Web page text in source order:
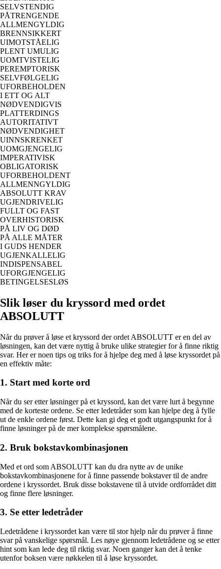
SELVSTENDIG
PÅTRENGENDE
ALLMENGYLDIG
BRENNSIKKERT
UIMOTSTÅELIG
PLENT UMULIG
UOMTVISTELIG
PEREMPTORISK
SELVFØLGELIG
UFORBEHOLDEN
I ETT OG ALT
NØDVENDIGVIS
PLATTERDINGS
AUTORITATIVT
NØDVENDIGHET
UINNSKRENKET
UOMGJENGELIG
IMPERATIVISK
OBLIGATORISK
UFORBEHOLDENT
ALLMENNGYLDIG
ABSOLUTT KRAV
UGJENDRIVELIG
FULLT OG FAST
OVERHISTORISK
PÅ LIV OG DØD
PÅ ALLE MÅTER
I GUDS HENDER
UGJENKALLELIG
INDISPENSABEL
UFORGJENGELIG
BETINGELSESLØS
Slik løser du kryssord med ordet
ABSOLUTT
Når du prøver å løse et kryssord der ordet ABSOLUTT er en del av
løsningen, kan det være nyttig å bruke ulike strategier for å finne riktig
svar. Her er noen tips og triks for å hjelpe deg med å løse kryssordet på
en effektiv måte:
1. Start med korte ord
Når du ser etter løsninger på et kryssord, kan det være lurt å begynne
med de korteste ordene. Se etter ledetråder som kan hjelpe deg å fylle
ut de enkle ordene først. Dette kan gi deg et godt utgangspunkt for å
finne løsninger på de mer komplekse spørsmålene.
2. Bruk bokstavkombinasjonen
Med et ord som ABSOLUTT kan du dra nytte av de unike
bokstavkombinasjonene for å finne passende bokstaver til de andre
ordene i kryssordet. Bruk disse bokstavene til å utvide ordforrådet ditt
og finne flere løsninger.
3. Se etter ledetråder
Ledetrådene i kryssordet kan være til stor hjelp når du prøver å finne
svar på vanskelige spørsmål. Les nøye gjennom ledetrådene og se etter
hint som kan lede deg til riktig svar. Noen ganger kan det å tenke
utenfor boksen være nøkkelen til å løse kryssordet.